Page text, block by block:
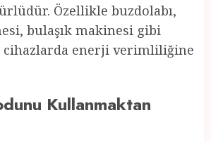
Özellikle buzdolabı,
bulaşık makinesi gibi
cihazlarda enerji verimliliğine
Kullanmaktan